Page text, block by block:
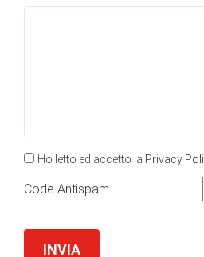
Ho letto ed accetto la Privacy
Code Antispam
INVIA